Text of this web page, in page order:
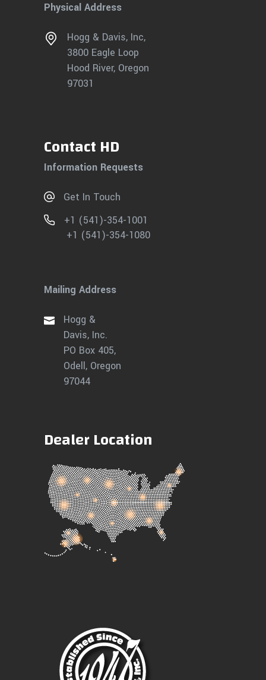
Physical Address
Hogg & Davis, Inc,
3800 Eagle Loop
Hood River, Oregon
97031
Contact HD
Information Requests
Get In Touch
+1 (541)-354-1001
+1 (541)-354-1080
Mailing Address
Hogg &
Davis, Inc.
PO Box 405,
Odell, Oregon
97044
Dealer Location